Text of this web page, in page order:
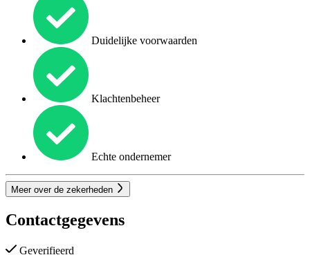
Duidelijke voorwaarden
Klachtenbeheer
Echte ondernemer
Meer over de zekerheden
Contactgegevens
Geverifieerd